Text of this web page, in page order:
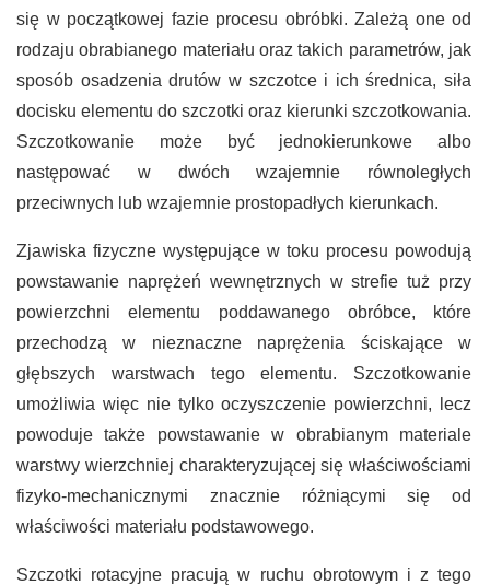
się w początkowej fazie procesu obróbki. Zależą one od
rodzaju obrabianego materiału oraz takich parametrów, jak
sposób osadzenia drutów w szczotce i ich średnica, siła
docisku elementu do szczotki oraz kierunki szczotkowania.
Szczotkowanie może być jednokierunkowe albo
następować w dwóch wzajemnie równoległych
przeciwnych lub wzajemnie prostopadłych kierunkach.
Zjawiska fizyczne występujące w toku procesu powodują
powstawanie naprężeń wewnętrznych w strefie tuż przy
powierzchni elementu poddawanego obróbce, które
przechodzą w nieznaczne naprężenia ściskające w
głębszych warstwach tego elementu. Szczotkowanie
umożliwia więc nie tylko oczyszczenie powierzchni, lecz
powoduje także powstawanie w obrabianym materiale
warstwy wierzchniej charakteryzującej się właściwościami
fizyko-mechanicznymi znacznie różniącymi się od
właściwości materiału podstawowego.
Szczotki rotacyjne pracują w ruchu obrotowym i z tego